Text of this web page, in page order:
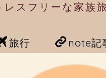
レスフリーな家族
旅行 note記